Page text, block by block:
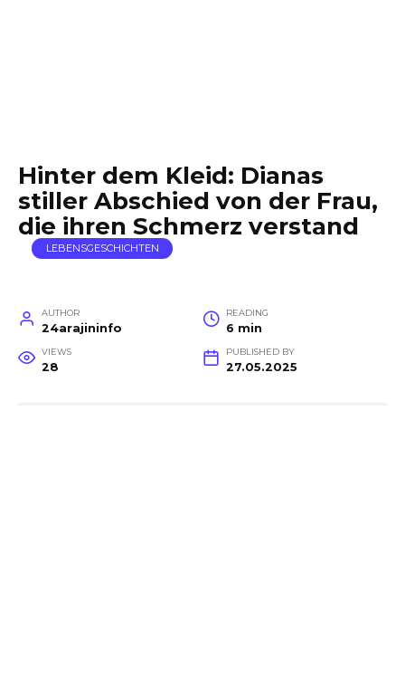
Hinter dem Kleid: Dianas
stiller Abschied von der Frau,
die ihren Schmerz verstand
LEBENSGESCHICHTEN
AUTHOR
24arajininfo
READING
6 min
VIEWS
28
PUBLISHED BY
27.05.2025